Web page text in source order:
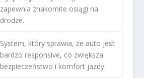
zapewnia znakomite osiągi na
drodze.
System, który sprawia, że auto jest
bardzo responsive, co zwiększa
bezpieczeństwo i komfort jazdy.